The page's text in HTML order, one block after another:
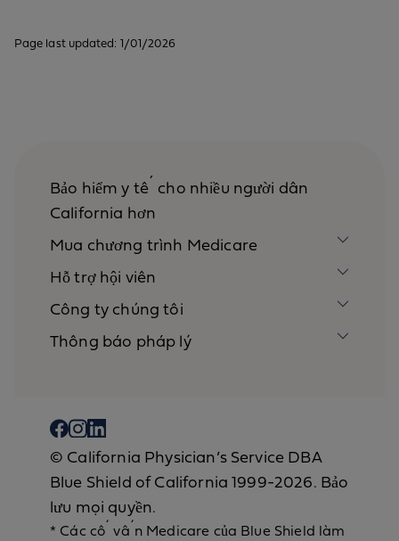
Page last updated: 1/01/2026
Bảo hiểm y tế cho nhiều người dân
California hơn
Mua chương trình Medicare
Hỗ trợ hội viên
Công ty chúng tôi
Thông báo pháp lý
© California Physician’s Service DBA
Blue Shield of California 1999-2026. Bảo
lưu mọi quyền.
* Các cố vấn Medicare của Blue Shield làm